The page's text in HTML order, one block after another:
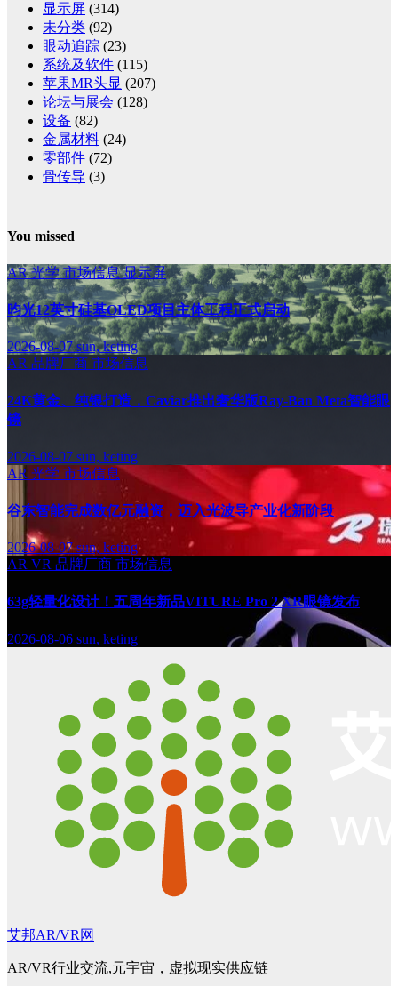
显示屏 (314)
未分类 (92)
眼动追踪 (23)
系统及软件 (115)
苹果MR头显 (207)
论坛与展会 (128)
设备 (82)
金属材料 (24)
零部件 (72)
骨传导 (3)
You missed
AR光学市场信息显示屏
昀光12英寸硅基OLED项目主体工程正式启动
2026-08-07sun, keting
AR 品牌厂商 市场信息
24K黄金、纯银打造，Caviar推出奢华版Ray-Ban Meta智能眼
镜
2026-08-07 sun, keting
AR 光学 市场信息
谷东智能完成数亿元融资，迈入光波导产业化新阶段
2026-08-07sun, keting
AR VR 品牌厂商 市场信息
63g轻量化设计！五周年新品VITURE Pro 2 XR眼镜发布
2026-08-06 sun, keting
艾邦AR/VR网
AR/VR行业交流,元宇宙，虚拟现实供应链